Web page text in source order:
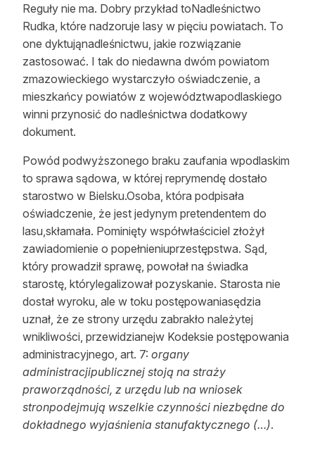
Reguły nie ma. Dobry przykład toNadleśnictwo
Rudka, które nadzoruje lasy w pięciu powiatach. To
one dyktująnadleśnictwu, jakie rozwiązanie
zastosować. I tak do niedawna dwóm powiatom
zmazowieckiego wystarczyło oświadczenie, a
mieszkańcy powiatów z województwapodlaskiego
winni przynosić do nadleśnictwa dodatkowy
dokument.
Powód podwyższonego braku zaufania wpodlaskim
to sprawa sądowa, w której reprymendę dostało
starostwo w Bielsku.Osoba, która podpisała
oświadczenie, że jest jedynym pretendentem do
lasu,skłamała. Pominięty współwłaściciel złożył
zawiadomienie o popełnieniuprzestępstwa. Sąd,
który prowadził sprawę, powołał na świadka
starostę, którylegalizował pozyskanie. Starosta nie
dostał wyroku, ale w toku postępowaniasędzia
uznał, że ze strony urzędu zabrakło należytej
wnikliwości, przewidzianejw Kodeksie postępowania
administracyjnego, art. 7: organy
administracjipublicznej stoją na straży
praworządności, z urzędu lub na wniosek
stronpodejmują wszelkie czynności niezbędne do
dokładnego wyjaśnienia stanufaktycznego (…).